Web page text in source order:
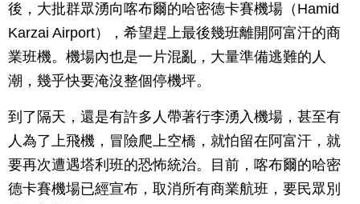
後，大批群眾湧向喀布爾的哈密德卡賽機場（Hamid
Karzai Airport），希望趕上最後幾班離開阿富汗的商
業班機。機場內也是一片混亂，大量準備逃難的人
潮，幾乎快要淹沒整個停機坪。
到了隔天，還是有許多人帶著行李湧入機場，甚至有
人為了上飛機，冒險爬上空橋，就怕留在阿富汗，就
要再次遭遇塔利班的恐怖統治。目前，喀布爾的哈密
德卡賽機場已經宣布，取消所有商業航班，要民眾別